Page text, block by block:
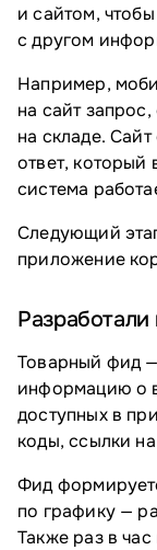
и сайтом,
с другом
Например,
на сайт
на складе.
ответ, который
система
Следующий
приложение
Товарный фид
информацию о
доступных в
коды, ссылки
Фид
по графику —
Также раз в